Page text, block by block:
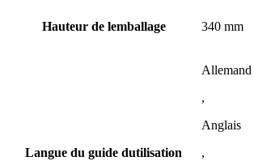
Hauteur de lemballage 340 mm
Langue du guide dutilisation
Allemand
,
Anglais
,